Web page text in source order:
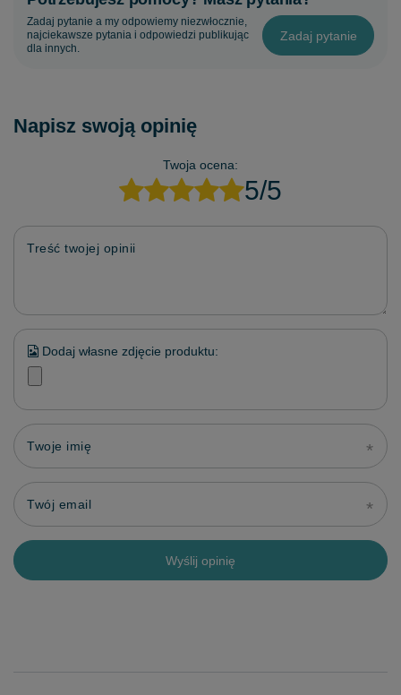
Zadaj pytanie a my odpowiemy niezwłocznie,
najciekawsze pytania i odpowiedzi publikując
dla innych.
Zadaj pytanie
Napisz swoją opinię
Twoja ocena:
5/5
Treść twojej opinii
Dodaj własne zdjęcie produktu:
Twoje imię
Twój email
Wyślij opinię